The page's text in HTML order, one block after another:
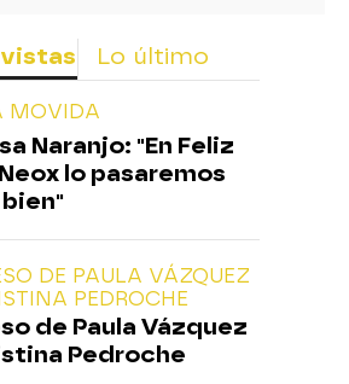
vistas Lo último
MOVIDA
Naranjo: "En Feliz
lo pasaremos
DE PAULA VÁZQUEZ
PEDROCHE
de Paula Vázquez
Pedroche